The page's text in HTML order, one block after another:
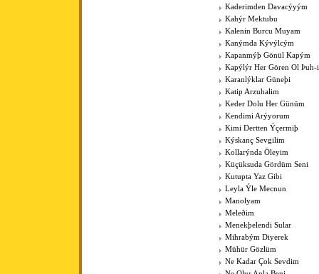
Kaderimden Davacýyým
Kahýr Mektubu
Kalenin Burcu Muyam
Kanýmda Kývýlcým
Kapanmýþ Gönül Kapým
Kapýlýr Her Gören Ol Þuh-
Karanlýklar Güneþi
Katip Arzuhalim
Keder Dolu Her Günüm
Kendimi Arýyorum
Kimi Dertten Ýçermiþ
Kýskanç Sevgilim
Kollarýnda Öleyim
Küçüksuda Gördüm Seni
Kutupta Yaz Gibi
Leyla Ýle Mecnun
Manolyam
Meleðim
Menekþelendi Sular
Mihrabým Diyerek
Mühür Gözlüm
Ne Kadar Çok Sevdim